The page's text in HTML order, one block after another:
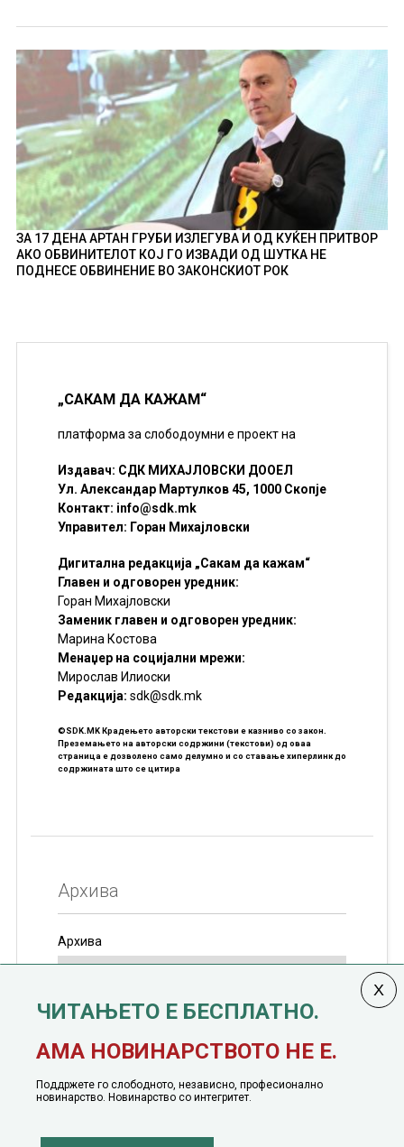
ЗА 17 ДЕНА АРТАН ГРУБИ ИЗЛЕГУВА И ОД КУЌЕН ПРИТВОР
АКО ОБВИНИТЕЛОТ КОЈ ГО ИЗВАДИ ОД ШУТКА НЕ
ПОДНЕСЕ ОБВИНЕНИЕ ВО ЗАКОНСКИОТ РОК
„САКАМ ДА КАЖАМ“
платформа за слободоумни е проект на
Издавач: СДК МИХАЈЛОВСКИ ДООЕЛ
Ул. Александар Мартулков 45, 1000 Скопје
Контакт: info@sdk.mk
Управител: Горан Михајловски
Дигитална редакција „Сакам да кажам“
Главен и одговорен уредник:
Горан Михајловски
Заменик главен и одговорен уредник:
Марина Костова
Менаџер на социјални мрежи:
Мирослав Илиоски
Редакцијa: sdk@sdk.mk
©SDK.MK Крадењето авторски текстови е казниво со закон.
Преземањето на авторски содржини (текстови) од оваа
страница е дозволено само делумно и со ставање хиперлинк до
содржината што се цитира
Архива
Архива
јануари, 1991 година
ЧИТАЊЕТО Е БЕСПЛАТНО.
АМА НОВИНАРСТВОТО НЕ Е.
Поддржете го слободното, независно, професионално
новинарство. Новинарство со интегритет.